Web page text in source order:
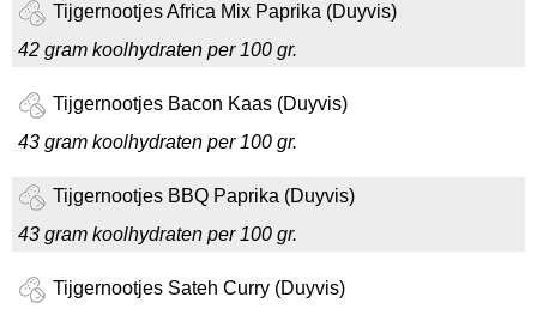
Tijgernootjes Africa Mix Paprika (Duyvis)
42 gram koolhydraten per 100 gr.
Tijgernootjes Bacon Kaas (Duyvis)
43 gram koolhydraten per 100 gr.
Tijgernootjes BBQ Paprika (Duyvis)
43 gram koolhydraten per 100 gr.
Tijgernootjes Sateh Curry (Duyvis)